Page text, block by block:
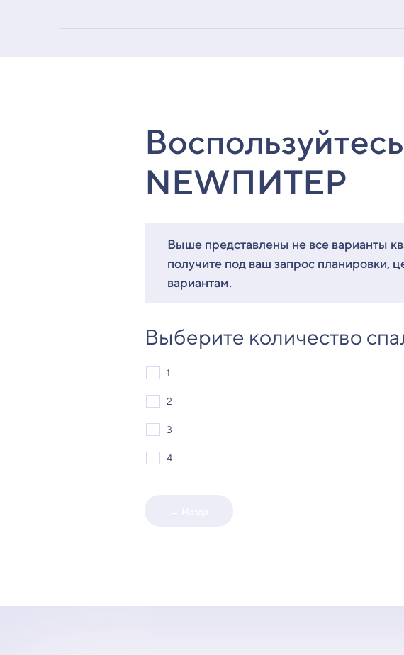
NEWПИТЕР
Выше представлены не все варианты
получите под ваш запрос
вариантам.
Выберите количество
1
2
3
4